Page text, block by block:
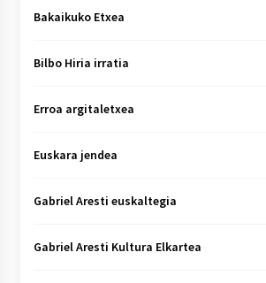
Bakaikuko Etxea
Bilbo Hiria irratia
Erroa argitaletxea
Euskara jendea
Gabriel Aresti euskaltegia
Gabriel Aresti Kultura Elkartea